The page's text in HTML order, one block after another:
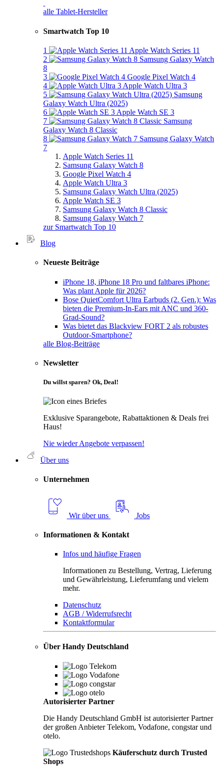
alle Tablet-Hersteller
Smartwatch Top 10
1
Apple Watch Series 11
2
Samsung Galaxy Watch
8
3
Google Pixel Watch 4
4
Apple Watch Ultra 3
5
Samsung
Galaxy Watch Ultra (2025)
6
Apple Watch SE 3
7
Samsung
Galaxy Watch 8 Classic
8
Samsung Galaxy Watch
7
Apple Watch Series 11
Samsung Galaxy Watch 8
Google Pixel Watch 4
Apple Watch Ultra 3
Samsung Galaxy Watch Ultra (2025)
Apple Watch SE 3
Samsung Galaxy Watch 8 Classic
Samsung Galaxy Watch 7
zur Smartwatch Top 10
Blog
Neueste Beiträge
iPhone 18, iPhone 18 Pro und faltbares iPhone:
Was plant Apple für 2026?
Bose QuietComfort Ultra Earbuds (2. Gen.): Was
bieten die Premium-In-Ears mit ANC und 360-
Grad-Sound?
Was bietet das Blackview FORT 2 als robustes
Outdoor-Smartphone?
alle Blog-Beiträge
Newsletter
Du willst sparen? Ok, Deal!
Exklusive Sparangebote, Rabattaktionen & Deals frei
Haus!
Nie wieder Angebote verpassen!
Über uns
Unternehmen
Wir über uns Jobs
Informationen & Kontakt
Infos und häufige Fragen
Informationen zu Bestellung, Vertrag, Lieferung
und Gewährleistung, Lieferumfang und vielem
mehr.
Datenschutz
AGB / Widerrufsrecht
Kontaktformular
Über Handy Deutschland
Autorisierter Partner
Die Handy Deutschland GmbH ist autorisierter Partner
der großen Anbieter Telekom, Vodafone, congstar und
otelo.
Käuferschutz durch Trusted
Shops